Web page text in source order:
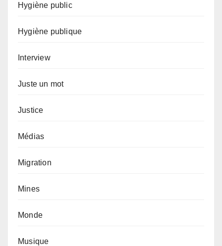
Hygiène public
Hygiène publique
Interview
Juste un mot
Justice
Médias
Migration
Mines
Monde
Musique